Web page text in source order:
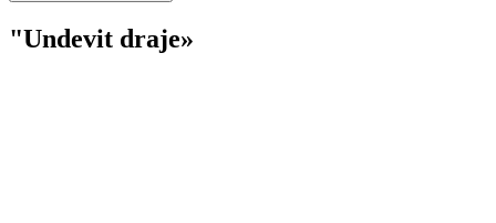
"Undevit draje»